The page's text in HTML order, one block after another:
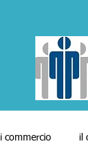
commercio il